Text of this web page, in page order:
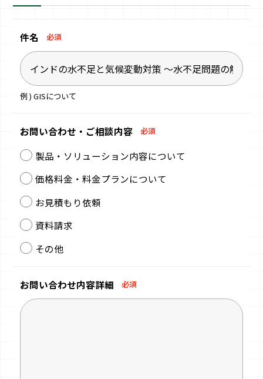
件名 必須
例 ) GISについて
お問い合わせ・ ご相談内容 必須
製品・ソリューション内容について
価格料金・料金プランについて
お見積もり依頼
資料請求
その他
お問い合わせ内容詳細 必須